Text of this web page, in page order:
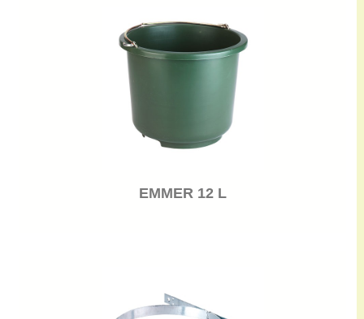
EMMER 12 L